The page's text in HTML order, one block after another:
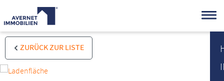
ZURÜCK ZUR LISTE